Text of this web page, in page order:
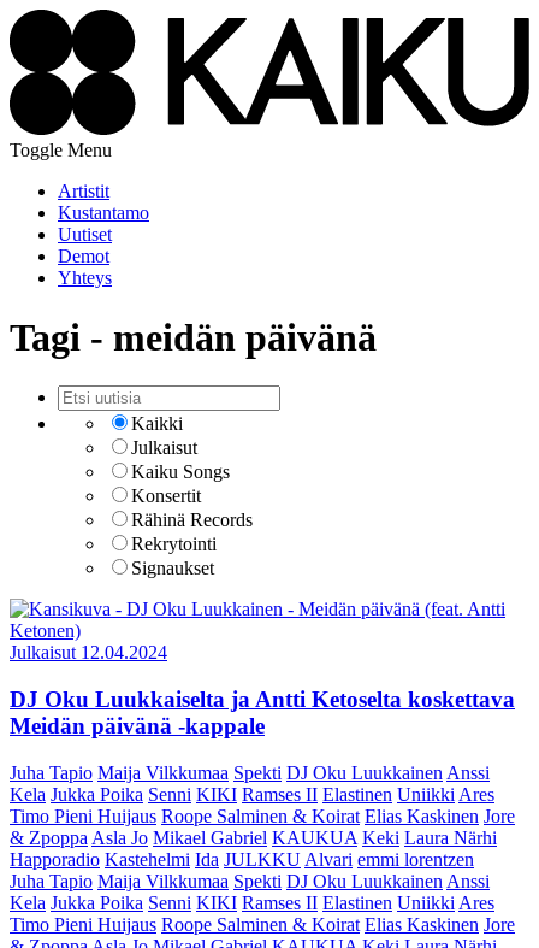
Toggle Menu
Artistit
Kustantamo
Uutiset
Demot
Yhteys
Tagi - meidän päivänä
Kaikki
Julkaisut
Kaiku Songs
Konsertit
Rähinä Records
Rekrytointi
Signaukset
Julkaisut 12.04.2024
DJ Oku Luukkaiselta ja Antti Ketoselta koskettava
Meidän päivänä -kappale
Juha Tapio Maija Vilkkumaa Spekti DJ Oku Luukkainen Anssi
Kela Jukka Poika Senni KIKI Ramses II Elastinen Uniikki Ares
Timo Pieni Huijaus Roope Salminen & Koirat Elias Kaskinen Jore
& Zpoppa Asla Jo Mikael Gabriel KAUKUA Keki Laura Närhi
Happoradio Kastehelmi Ida JULKKU Alvari emmi lorentzen
Juha Tapio Maija Vilkkumaa Spekti DJ Oku Luukkainen Anssi
Kela Jukka Poika Senni KIKI Ramses II Elastinen Uniikki Ares
Timo Pieni Huijaus Roope Salminen & Koirat Elias Kaskinen Jore